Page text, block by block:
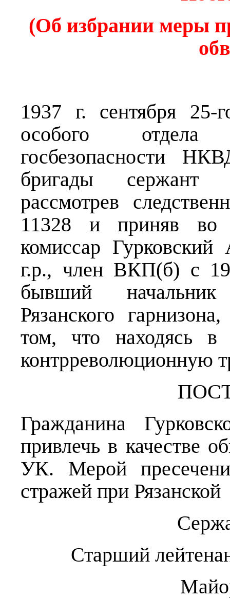
(Об избрании меры
1937 г. сентября 25-
особого отдела
госбезопасности
бригады сержант
рассмотрев
11328 и приняв во
комиссар
г.р., член ВКП(б) с
бывший начальник
Рязанского
том, что находясь
контрреволюционную
Гражданина
привлечь в качестве
УК. Мерой
стражей при
Старший